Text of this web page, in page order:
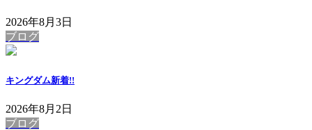
2026年8月3日
ブログ
キングダム新着!!
2026年8月2日
ブログ